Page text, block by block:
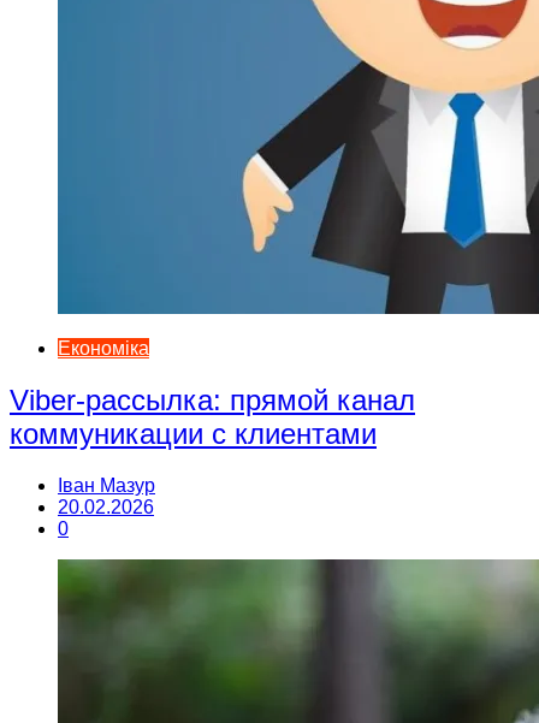
Економіка
Viber-рассылка: прямой канал
коммуникации с клиентами
Іван Мазур
20.02.2026
0